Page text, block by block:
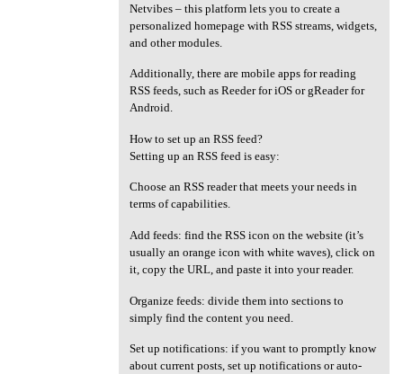
Netvibes – this platform lets you to create a
personalized homepage with RSS streams, widgets,
and other modules.
Additionally, there are mobile apps for reading
RSS feeds, such as Reeder for iOS or gReader for
Android.
How to set up an RSS feed?
Setting up an RSS feed is easy:
Choose an RSS reader that meets your needs in
terms of capabilities.
Add feeds: find the RSS icon on the website (it’s
usually an orange icon with white waves), click on
it, copy the URL, and paste it into your reader.
Organize feeds: divide them into sections to
simply find the content you need.
Set up notifications: if you want to promptly know
about current posts, set up notifications or auto-